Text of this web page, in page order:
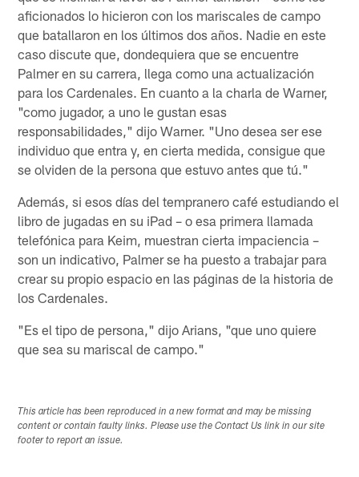
aficionados lo hicieron con los mariscales de campo
que batallaron en los últimos dos años. Nadie en este
caso discute que, dondequiera que se encuentre
Palmer en su carrera, llega como una actualización
para los Cardenales. En cuanto a la charla de Warner,
"como jugador, a uno le gustan esas
responsabilidades," dijo Warner. "Uno desea ser ese
individuo que entra y, en cierta medida, consigue que
se olviden de la persona que estuvo antes que tú."
Además, si esos días del tempranero café estudiando el
libro de jugadas en su iPad – o esa primera llamada
telefónica para Keim, muestran cierta impaciencia –
son un indicativo, Palmer se ha puesto a trabajar para
crear su propio espacio en las páginas de la historia de
los Cardenales.
"Es el tipo de persona," dijo Arians, "que uno quiere
que sea su mariscal de campo."
This article has been reproduced in a new format and may be missing
content or contain faulty links. Please use the Contact Us link in our site
footer to report an issue.